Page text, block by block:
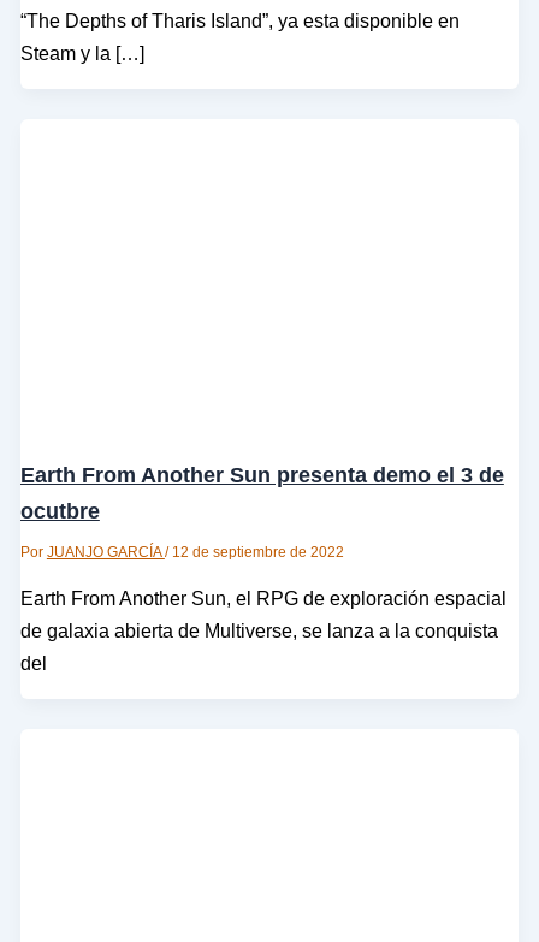
“The Depths of Tharis Island”, ya esta disponible en
Steam y la […]
Earth From Another Sun presenta demo el 3 de
ocutbre
Por JUANJO GARCÍA/ 12 de septiembre de 2022
Earth From Another Sun, el RPG de exploración espacial
de galaxia abierta de Multiverse, se lanza a la conquista
del